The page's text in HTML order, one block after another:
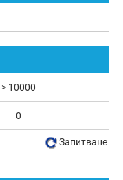
> 10000
0
Запитване